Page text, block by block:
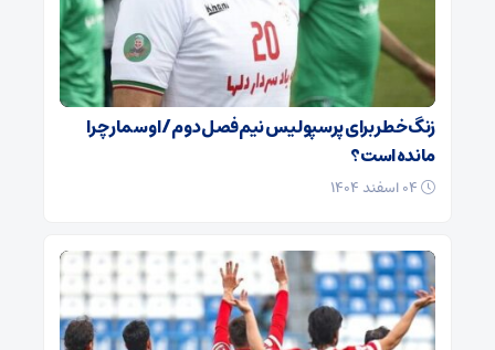
زنگ خطر برای پرسپولیس نیم‌فصل دوم / اوسمار چرا
مانده است؟